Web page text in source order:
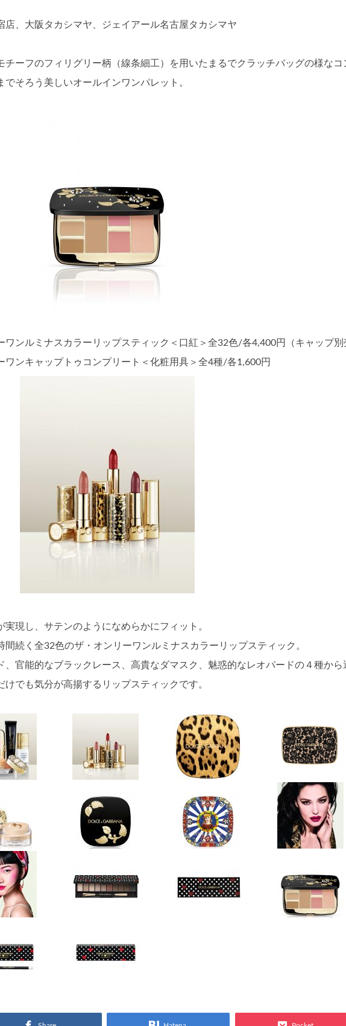
店、大阪タカシマヤ、ジェイアール名古屋タカシマヤ
チーフのフィリグリー柄（線条細工）を用いたまるでクラッチバッグの様なコ
そろう美しいオールインワンパレット。
ワンルミナスカラーリップスティック＜口紅＞全32色/各4,400円（キャップ別
ワンキャップトゥコンプリート＜化粧用具＞全4種/各1,600円
現し、サテンのようになめらかにフィット。
続く全32色のザ・オンリーワンルミナスカラーリップスティック。
、官能的なブラックレース、高貴なダマスク、魅惑的なレオパードの４種から
でも気分が高揚するリップスティックです。